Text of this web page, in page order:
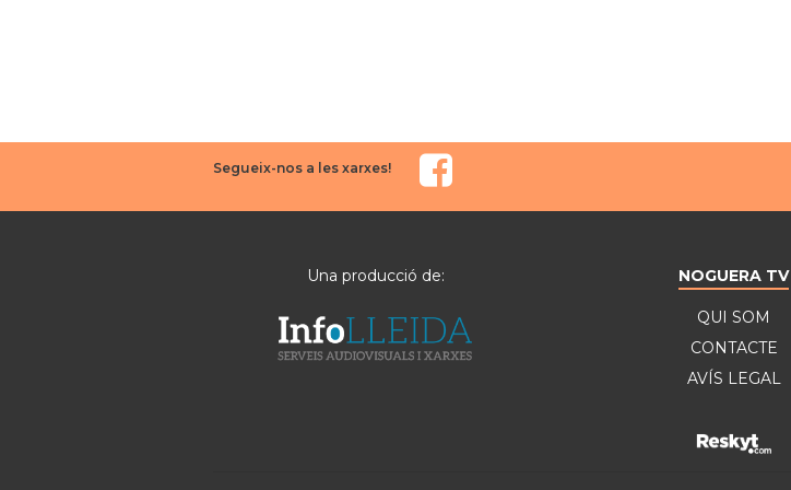
Segueix-nos a les xarxes!
Una producció de: NOGUERA TV
QUI SOM
CONTACTE
AVÍS LEGAL